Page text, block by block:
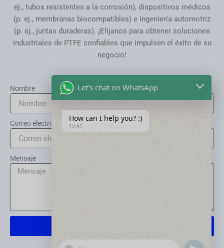
ej., tubos resistentes a la corrosión), dispositivos médicos
(p. ej., membranas biocompatibles) e ingeniería automotriz
(p. ej., juntas duraderas). ¡Elíjanos para obtener soluciones
industriales de PTFE confiables que impulsen el éxito de su
negocio!
Nombre
Correo electrónico
Mensaje
Let's chat on WhatsApp
How can I help you? :)
19:41